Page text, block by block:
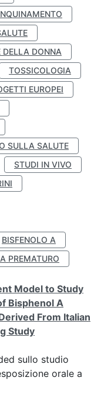
DELLA DONNA
TOSSICOLOGIA
EUROPEI
SULLA SALUTE
STUDI IN VIVO
BISFENOLO A
PREMATURO
Model to Study
Bisphenol A
From Italian
Study
sullo studio
orale a